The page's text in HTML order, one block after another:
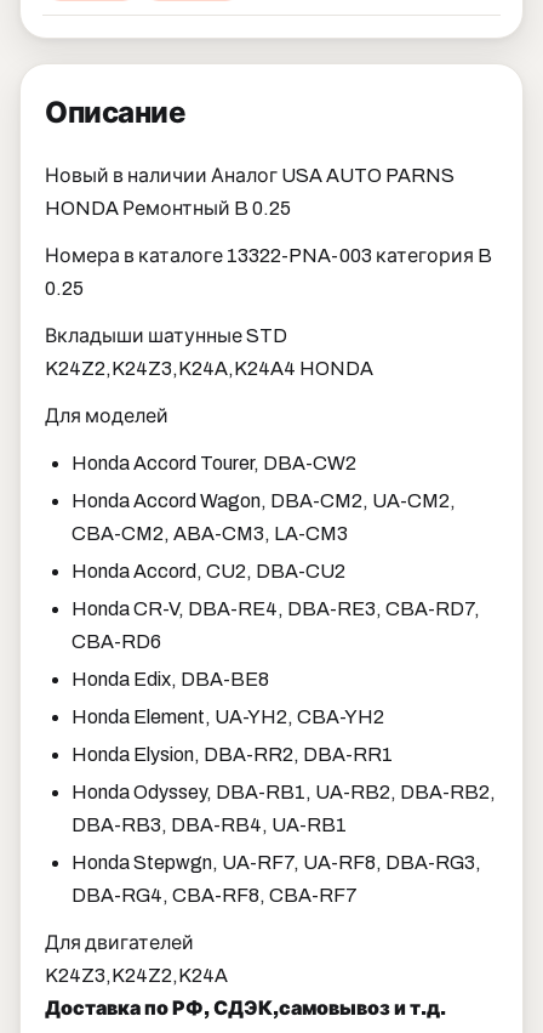
Описание
Новый в наличии Аналог USA AUTO PARNS
HONDA Ремонтный B 0.25
Номера в каталоге 13322-PNA-003 категория B
0.25
Вкладыши шатунные STD
K24Z2,K24Z3,K24A,K24A4 HONDA
Для моделей
Honda Accord Tourer, DBA-CW2
Honda Accord Wagon, DBA-CM2, UA-CM2,
CBA-CM2, ABA-CM3, LA-CM3
Honda Accord, CU2, DBA-CU2
Honda CR-V, DBA-RE4, DBA-RE3, CBA-RD7,
CBA-RD6
Honda Edix, DBA-BE8
Honda Element, UA-YH2, CBA-YH2
Honda Elysion, DBA-RR2, DBA-RR1
Honda Odyssey, DBA-RB1, UA-RB2, DBA-RB2,
DBA-RB3, DBA-RB4, UA-RB1
Honda Stepwgn, UA-RF7, UA-RF8, DBA-RG3,
DBA-RG4, CBA-RF8, CBA-RF7
Для двигателей
K24Z3,K24Z2,K24A
Доставка по РФ, СДЭК,самовывоз и т.д.